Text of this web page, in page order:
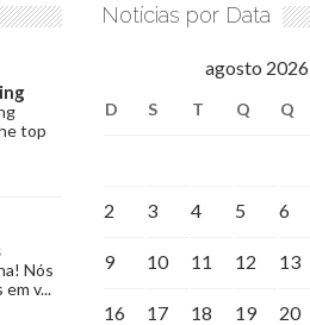
top
Nós
v...
Notícias por Data
agosto 2026
D S T Q Q
2 3 4 5 6
9 10 11 12 13
16 17 18 19 20